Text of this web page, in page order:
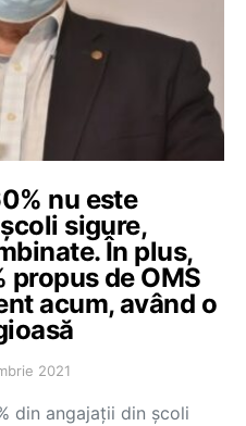
nu este
sigure,
În plus,
propus de OMS
acum, având o
2021
din angajații din școli